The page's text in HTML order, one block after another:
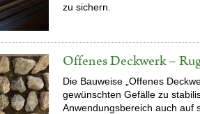
zu sichern.
Offenes Deckwerk –
Die Bauweise „Offenes
gewünschten Gefälle zu
Anwendungsbereich auch auf